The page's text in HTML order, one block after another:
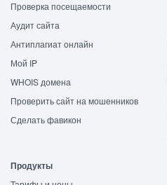
Проверка посещаемости
Аудит сайта
Антиплагиат онлайн
Мой IP
WHOIS домена
Проверить сайт на мошенников
Сделать фавикон
Продукты